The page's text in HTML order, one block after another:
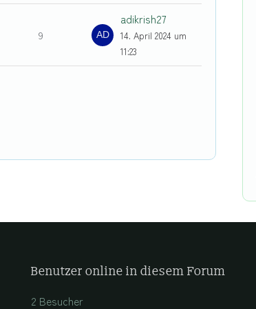
9
adikrish27
14. April 2024 um
11:23
Benutzer online in diesem Forum
2 Besucher